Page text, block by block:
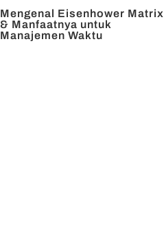
Mengenal Eisenhower Matrix
& Manfaatnya untuk
Manajemen Waktu